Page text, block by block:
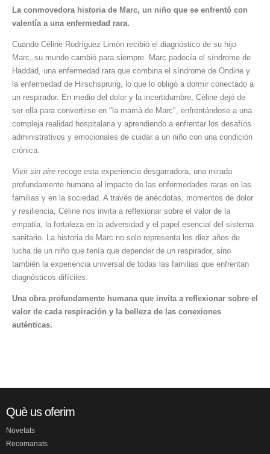
La conmovedora historia de Marc, un niño que se enfrentó con
valentía a una enfermedad rara.
Cuando Céline Rodríguez Limón recibió el diagnóstico de su hijo
Marc, su mundo cambió para siempre. Marc padecía el síndrome de
Haddad, una enfermedad rara que combina el síndrome de Ondine y
la enfermedad de Hirschsprung, lo que lo obligó a dormir conectado a
un respirador. En medio del dolor y la incertidumbre, Céline dejó de
ser ella para convertirse en "la mamá de Marc", enfrentándose a una
compleja realidad hospitalaria y aprendiendo a enfrentar los desafíos
administrativos y emocionales de cuidar a un niño con una condición
crónica.
Vivir sin aire recoge esta experiencia desgarradora, una mirada
profundamente humana al impacto de las enfermedades raras en las
familias y en la sociedad. A través de anécdotas, momentos de dolor
y resiliencia, Céline nos invita a reflexionar sobre el valor de la
empatía, la fortaleza en la adversidad y el papel esencial del sistema
sanitario. La historia de Marc no solo representa los diez años de
lucha de un niño que tenía que depender de un respirador, sino
también la experiencia universal de todas las familias que enfrentan
diagnósticos difíciles.
Una obra profundamente humana que invita a reflexionar sobre el
valor de cada respiración y la belleza de las conexiones
auténticas.
Què us oferim
Novetats
Recomanats